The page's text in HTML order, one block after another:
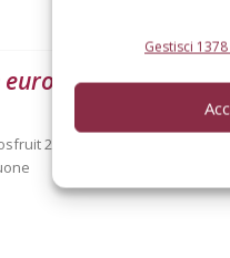
Gestisci
scenderà
2026, pesano nel bilancio